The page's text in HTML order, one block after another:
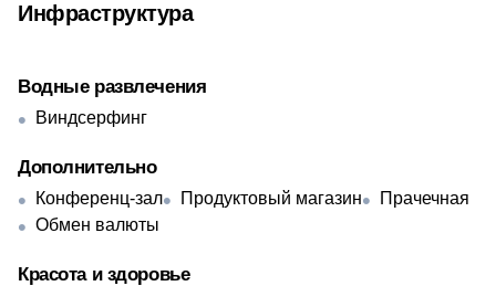
Инфраструктура
Водные развлечения
Виндсерфинг
Дополнительно
Конференц-зал Продуктовый магазин
Прачечная
Обмен валюты
Красота и здоровье